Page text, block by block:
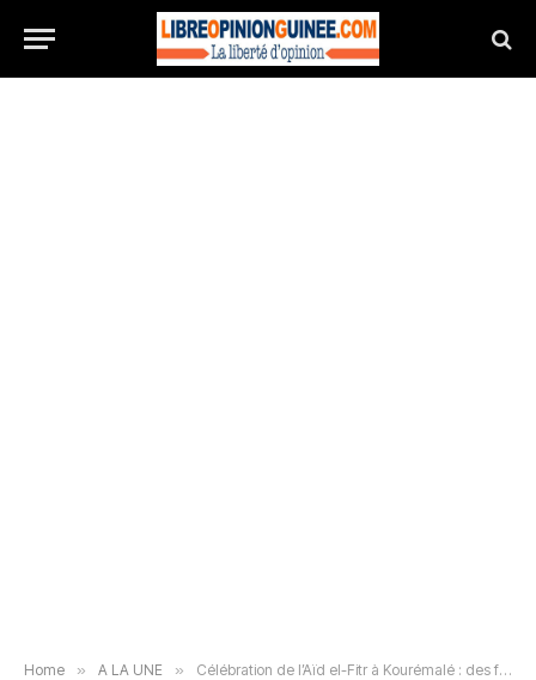
Home » A LA UNE » Célébration de l’Aïd el-Fitr à Kourémalé : des fidèles interpellés pour non-respect des consignes du SGAR